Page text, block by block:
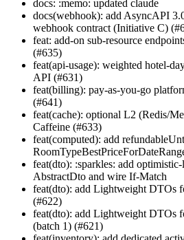
docs: :memo: updated claude
docs(webhook): add AsyncAPI
webhook contract (Initiative C)
feat: add-on sub-resource
(#635)
feat(api-usage): weighted hotel-
API (#631)
feat(billing): pay-as-you-go
(#641)
feat(cache): optional L2 (Redis/
Caffeine (#633)
feat(computed): add
feat(dto): :sparkles: add
AbstractDto and wire If-Match
feat(dto): add Lightweight DTOs
(#622)
feat(dto): add Lightweight DTOs
(batch 1) (#621)